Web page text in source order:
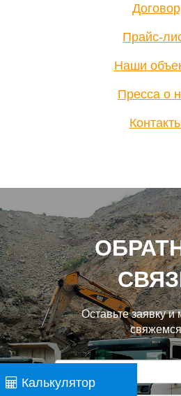
Договор
Прайс-
Наши
Пресса о
Оставьте заявку
свяжемся
Калькулятор